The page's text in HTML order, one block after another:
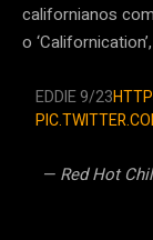
californianos
o
EDDIE 9/23
— Red Hot